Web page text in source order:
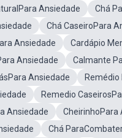
Ansiedade
Chá
Chá CaseiroPara
Ansiedade
Cardápio
Ansiedade
Calmante
Ansiedade
Remedio
Ansiedade
CheirinhoPara
Chá